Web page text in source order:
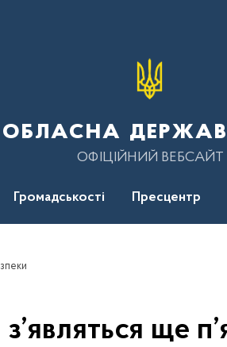
обласна
ОФІЦІЙНИЙ ВЕБСАЙТ
Громадськості Пресцентр
ще